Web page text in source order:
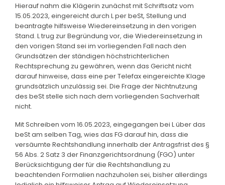
Hierauf nahm die Klägerin zunächst mit Schriftsatz vom
15.05.2023, eingereicht durch L per beSt, Stellung und
beantragte hilfsweise Wiedereinsetzung in den vorigen
Stand. L trug zur Begründung vor, die Wiedereinsetzung in
den vorigen Stand sei im vorliegenden Fall nach den
Grundsätzen der ständigen höchstrichterlichen
Rechtsprechung zu gewähren, wenn das Gericht nicht
darauf hinweise, dass eine per Telefax eingereichte Klage
grundsätzlich unzulässig sei. Die Frage der Nichtnutzung
des beSt stelle sich nach dem vorliegenden Sachverhalt
nicht.
Mit Schreiben vom 16.05.2023, eingegangen bei L über das
beSt am selben Tag, wies das FG darauf hin, dass die
versäumte Rechtshandlung innerhalb der Antragsfrist des §
56 Abs. 2 Satz 3 der Finanzgerichtsordnung (FGO) unter
Berücksichtigung der für die Rechtshandlung zu
beachtenden Formalien nachzuholen sei, bisher allerdings